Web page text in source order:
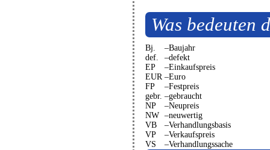
Was bedeuten
Bj. –Baujahr
def.
–defekt
EP
–Einkaufspreis
EUR–Euro
FP
–Festpreis
gebr. –gebraucht
NP
–Neupreis
NW
–neuwertig
VB
–Verhandlungsbasis
VP
–Verkaufspreis
VS
–Verhandlungssache